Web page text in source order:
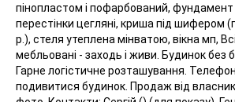
пінопластом і пофарбований, фундамент
перестінки цегляні, криша під шифером
р.), стеля утеплена мінватою, вікна мп,
мебльовані - заходь і живи. Будинок без
Гарне логістичне розташування.
подивитися будинок. Продаж від